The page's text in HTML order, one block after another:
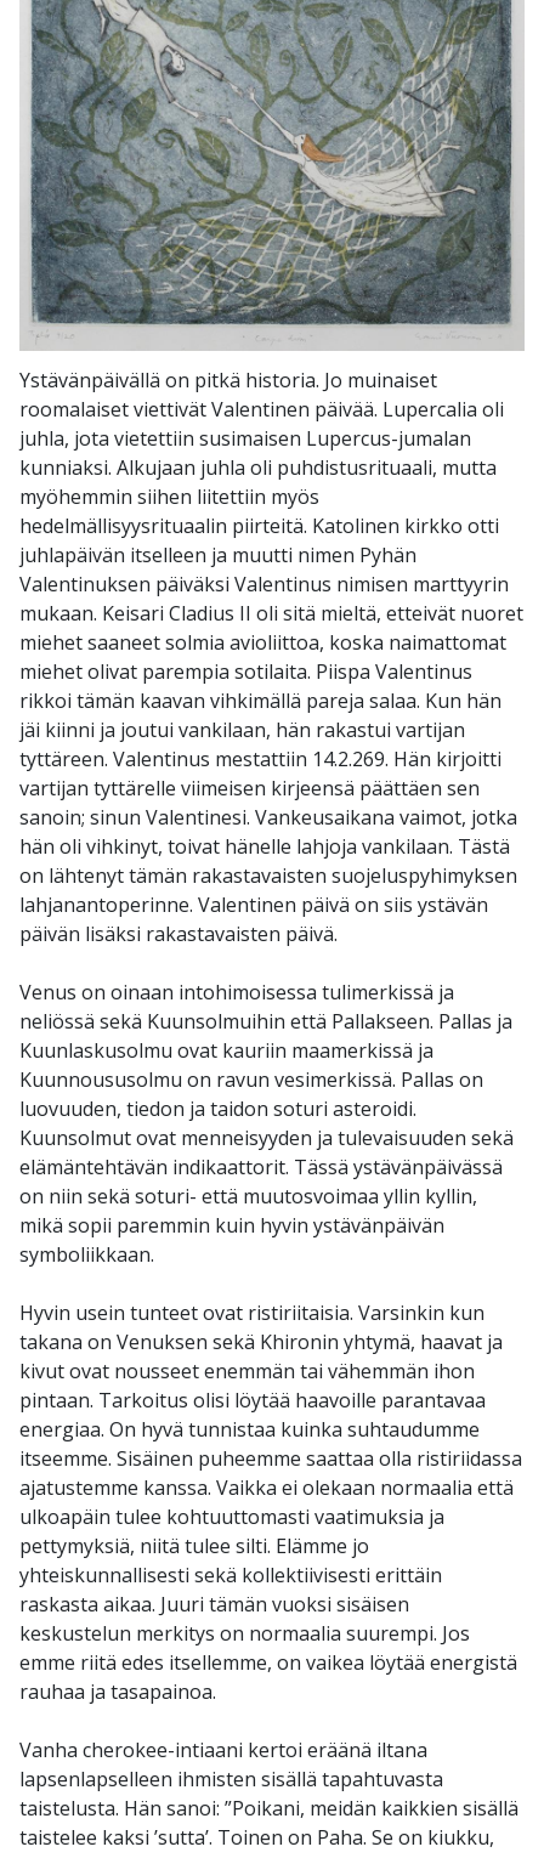
Ystävänpäivällä on pitkä historia. Jo muinaiset
roomalaiset viettivät Valentinen päivää. Lupercalia oli
juhla, jota vietettiin susimaisen Lupercus-jumalan
kunniaksi. Alkujaan juhla oli puhdistusrituaali, mutta
myöhemmin siihen liitettiin myös
hedelmällisyysrituaalin piirteitä. Katolinen kirkko otti
juhlapäivän itselleen ja muutti nimen Pyhän
Valentinuksen päiväksi Valentinus nimisen marttyyrin
mukaan. Keisari Cladius II oli sitä mieltä, etteivät nuoret
miehet saaneet solmia avioliittoa, koska naimattomat
miehet olivat parempia sotilaita. Piispa Valentinus
rikkoi tämän kaavan vihkimällä pareja salaa. Kun hän
jäi kiinni ja joutui vankilaan, hän rakastui vartijan
tyttäreen. Valentinus mestattiin 14.2.269. Hän kirjoitti
vartijan tyttärelle viimeisen kirjeensä päättäen sen
sanoin; sinun Valentinesi. Vankeusaikana vaimot, jotka
hän oli vihkinyt, toivat hänelle lahjoja vankilaan. Tästä
on lähtenyt tämän rakastavaisten suojeluspyhimyksen
lahjanantoperinne. Valentinen päivä on siis ystävän
päivän lisäksi rakastavaisten päivä.
Venus on oinaan intohimoisessa tulimerkissä ja
neliössä sekä Kuunsolmuihin että Pallakseen. Pallas ja
Kuunlaskusolmu ovat kauriin maamerkissä ja
Kuunnoususolmu on ravun vesimerkissä. Pallas on
luovuuden, tiedon ja taidon soturi asteroidi.
Kuunsolmut ovat menneisyyden ja tulevaisuuden sekä
elämäntehtävän indikaattorit. Tässä ystävänpäivässä
on niin sekä soturi- että muutosvoimaa yllin kyllin,
mikä sopii paremmin kuin hyvin ystävänpäivän
symboliikkaan.
Hyvin usein tunteet ovat ristiriitaisia. Varsinkin kun
takana on Venuksen sekä Khironin yhtymä, haavat ja
kivut ovat nousseet enemmän tai vähemmän ihon
pintaan. Tarkoitus olisi löytää haavoille parantavaa
energiaa. On hyvä tunnistaa kuinka suhtaudumme
itseemme. Sisäinen puheemme saattaa olla ristiriidassa
ajatustemme kanssa. Vaikka ei olekaan normaalia että
ulkoapäin tulee kohtuuttomasti vaatimuksia ja
pettymyksiä, niitä tulee silti. Elämme jo
yhteiskunnallisesti sekä kollektiivisesti erittäin
raskasta aikaa. Juuri tämän vuoksi sisäisen
keskustelun merkitys on normaalia suurempi. Jos
emme riitä edes itsellemme, on vaikea löytää energistä
rauhaa ja tasapainoa.
Vanha cherokee-intiaani kertoi eräänä iltana
lapsenlapselleen ihmisten sisällä tapahtuvasta
taistelusta. Hän sanoi: ”Poikani, meidän kaikkien sisällä
taistelee kaksi ’sutta’. Toinen on Paha. Se on kiukku,